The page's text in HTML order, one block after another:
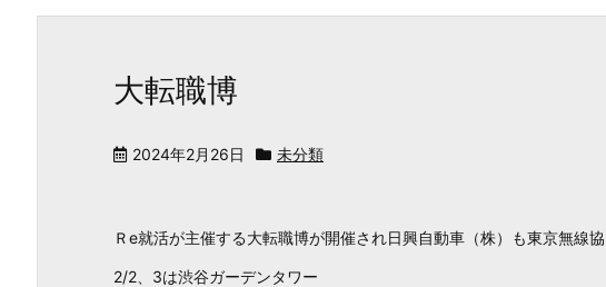
大転職博
2024年2月26日 未分類
Ｒe就活が主催する大転職博が開催され日興自動車（株）も東京無線
2/2、3は渋谷ガーデンタワー